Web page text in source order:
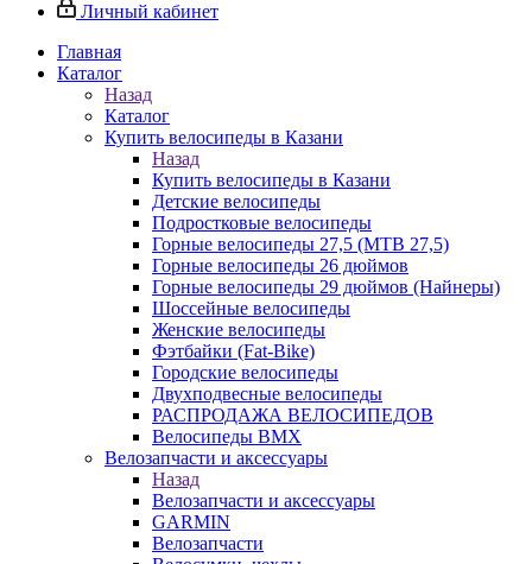
Личный кабинет
Главная
Каталог
Назад
Каталог
Купить велосипеды в Казани
Назад
Купить велосипеды в Казани
Детские велосипеды
Подростковые велосипеды
Горные велосипеды 27,5 (MTB 27,5)
Горные велосипеды 26 дюймов
Горные велосипеды 29 дюймов (Найнеры)
Шоссейные велосипеды
Женские велосипеды
Фэтбайки (Fat-Bike)
Городские велосипеды
Двухподвесные велосипеды
РАСПРОДАЖА ВЕЛОСИПЕДОВ
Велосипеды BMX
Велозапчасти и аксессуары
Назад
Велозапчасти и аксессуары
GARMIN
Велозапчасти